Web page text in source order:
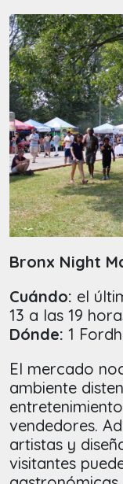
Bronx Night
Cuándo: el
13 a las 19
Dónde: 1
El mercado
ambiente
vendedores.
artistas y
visitantes